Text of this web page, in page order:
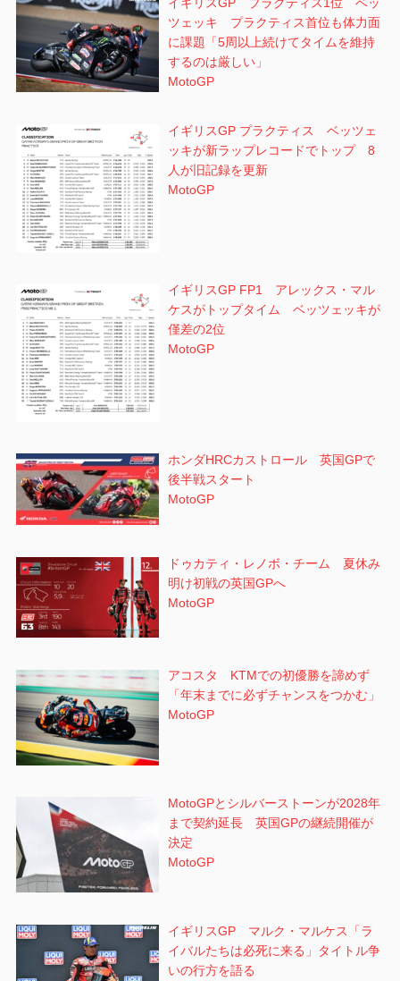
ツェッキ プラクティス首位も体力面
に課題「5周以上続けてタイムを維持
するのは厳しい」
MotoGP
イギリスGP プラクティス ベッツェ
ッキが新ラップレコードでトップ 8
人が旧記録を更新
MotoGP
イギリスGP FP1 アレックス・マル
ケスがトップタイム ベッツェッキが
僅差の2位
MotoGP
ホンダHRCカストロール 英国GPで
後半戦スタート
MotoGP
ドゥカティ・レノボ・チーム 夏休み
明け初戦の英国GPへ
MotoGP
アコスタ KTMでの初優勝を諦めず
「年末までに必ずチャンスをつかむ」
MotoGP
MotoGPとシルバーストーンが2028年
まで契約延長 英国GPの継続開催が
決定
MotoGP
イギリスGP マルク・マルケス「ラ
イバルたちは必死に来る」タイトル争
いの行方を語る